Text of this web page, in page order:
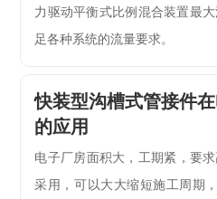
力驱动平衡式比例混合装置最
足各种系统的流量要求。
快装型沟槽式管接件
的应用
电子厂房面积大，工期紧，要
采用，可以大大缩短施工周期